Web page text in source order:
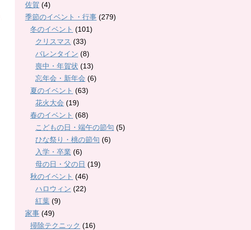
佐賀 (4)
季節のイベント・行事 (279)
冬のイベント (101)
クリスマス (33)
バレンタイン (8)
喪中・年賀状 (13)
忘年会・新年会 (6)
夏のイベント (63)
花火大会 (19)
春のイベント (68)
こどもの日・端午の節句 (5)
ひな祭り・桃の節句 (6)
入学・卒業 (6)
母の日・父の日 (19)
秋のイベント (46)
ハロウィン (22)
紅葉 (9)
家事 (49)
掃除テクニック (16)